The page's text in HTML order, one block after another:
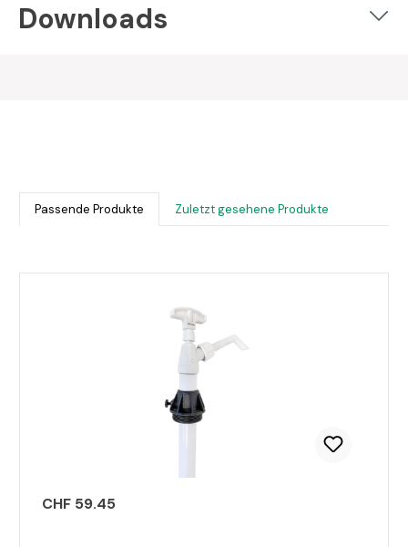
Downloads
Passende Produkte Zuletzt gesehene Produkte
CHF 59.45